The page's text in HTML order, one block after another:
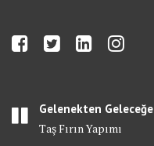
Gelenekten Geleceğe
Taş Fırın Yapımı